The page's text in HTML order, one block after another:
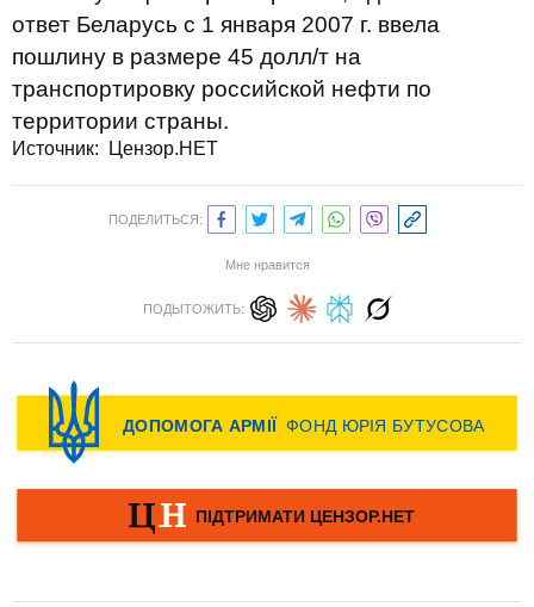
ответ Беларусь с 1 января 2007 г. ввела
пошлину в размере 45 долл/т на
транспортировку российской нефти по
территории страны.
Источник: Цензор.НЕТ
ПОДЕЛИТЬСЯ:
Мне нравится
ПОДЫТОЖИТЬ: